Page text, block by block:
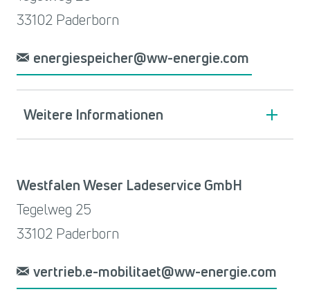
33102 Paderborn
energiespeicher@ww-energie.com
Weitere Informationen
Westfalen Weser Ladeservice GmbH
Tegelweg 25
33102 Paderborn
vertrieb.e-mobilitaet@ww-energie.com